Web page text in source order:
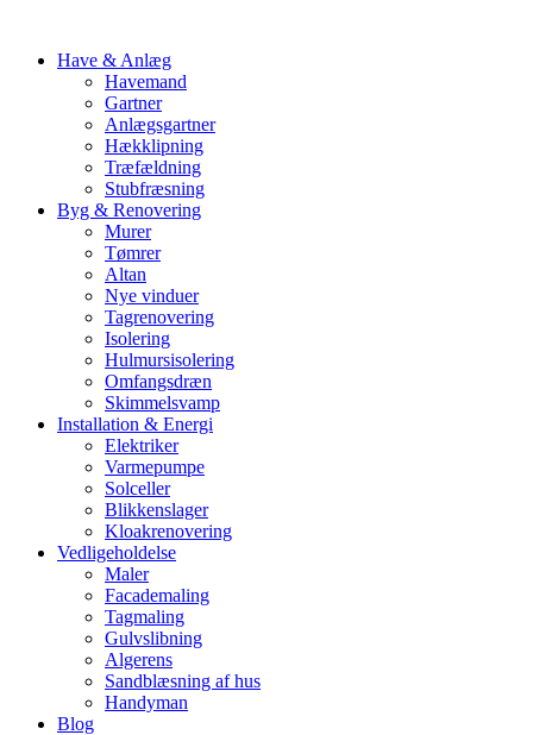
Have & Anlæg
Havemand
Gartner
Anlægsgartner
Hækklipning
Træfældning
Stubfræsning
Byg & Renovering
Murer
Tømrer
Altan
Nye vinduer
Tagrenovering
Isolering
Hulmursisolering
Omfangsdræn
Skimmelsvamp
Installation & Energi
Elektriker
Varmepumpe
Solceller
Blikkenslager
Kloakrenovering
Vedligeholdelse
Maler
Facademaling
Tagmaling
Gulvslibning
Algerens
Sandblæsning af hus
Handyman
Blog